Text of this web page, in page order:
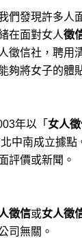
們發現許多人
在面對女人徵
徵信社，聘用
夠將女子的體
年以「 女人
中南成立據點
評價或新聞。
徵信或女人徵
司無關。